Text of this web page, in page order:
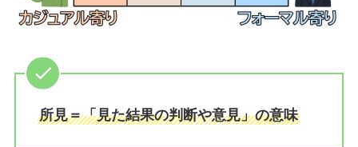
所見＝「見た結果の判断や意見」の意味